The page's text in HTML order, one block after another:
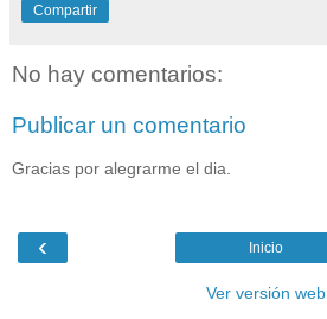
Compartir
No hay comentarios:
Publicar un comentario
Gracias por alegrarme el dia.
‹ Inicio
Ver versión web